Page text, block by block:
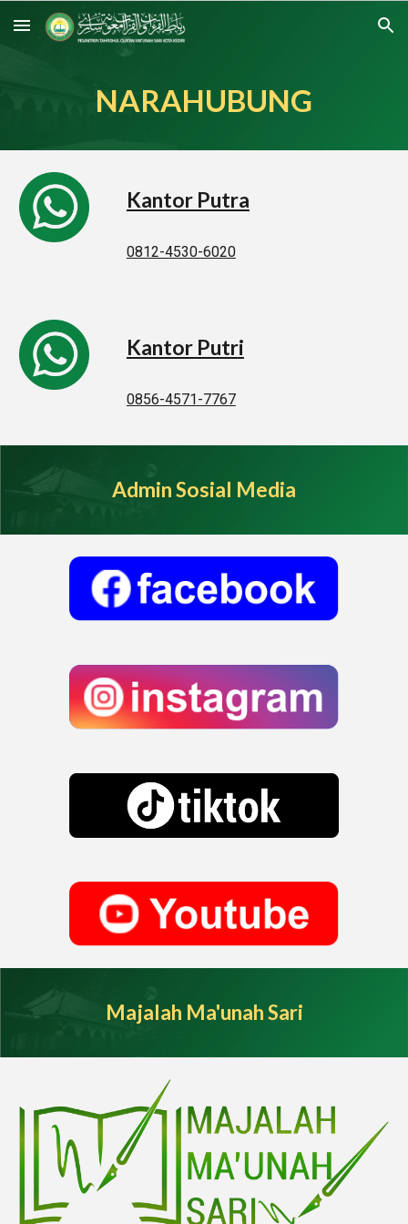
Skip to main content Skip to navigation
NARAHUBUNG
Kantor Putra
0812-4530-6020
Kantor Putri
0856-4571-7767
Admin Sosial Media
Majalah Ma'unah Sari